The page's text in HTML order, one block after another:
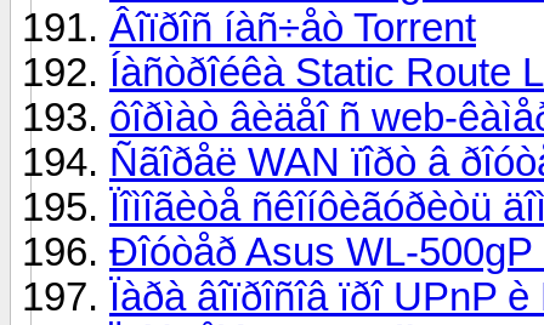
Âîïðîñ íàñ÷åò Torrent
Íàñòðîéêà Static Route
ôîðìàò âèäåî ñ web-
Ñãîðåë WAN ïîðò â
Ïîìîãèòå ñêîíôèãóðèòü
Ðîóòåð Asus WL-500gP
Ïàðà âîïðîñîâ ïðî UPnP è